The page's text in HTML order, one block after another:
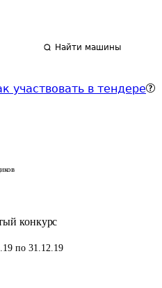
Найти машины
участвовать в тендере
конкурс
по 31.12.19